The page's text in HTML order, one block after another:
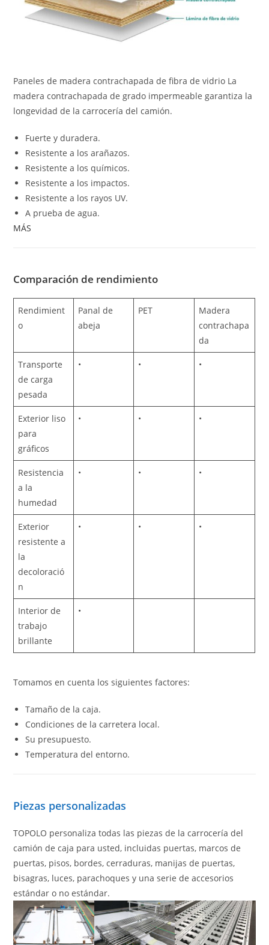
Paneles de madera contrachapada de fibra de vidrio La
madera contrachapada de grado impermeable garantiza la
longevidad de la carrocería del camión.
Fuerte y duradera.
Resistente a los arañazos.
Resistente a los químicos.
Resistente a los impactos.
Resistente a los rayos UV.
A prueba de agua.
MÁS
Comparación de rendimiento
Rendimient
o
Panal de
abeja
PET
Madera
contrachapa
da
Transporte
de carga
pesada
• • •
Exterior liso
para
gráficos
• • •
Resistencia
a la
humedad
• • •
Exterior
resistente a
la
decoloració
n
• • •
Interior de
trabajo
brillante
•
Tomamos en cuenta los siguientes factores:
Tamaño de la caja.
Condiciones de la carretera local.
Su presupuesto.
Temperatura del entorno.
Piezas personalizadas
TOPOLO personaliza todas las piezas de la carrocería del
camión de caja para usted, incluidas puertas, marcos de
puertas, pisos, bordes, cerraduras, manijas de puertas,
bisagras, luces, parachoques y una serie de accesorios
estándar o no estándar.